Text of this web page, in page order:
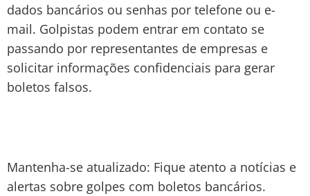
dados bancários ou senhas por telefone ou e-
mail. Golpistas podem entrar em contato se
passando por representantes de empresas e
solicitar informações confidenciais para gerar
boletos falsos.
Mantenha-se atualizado: Fique atento a notícias e
alertas sobre golpes com boletos bancários.